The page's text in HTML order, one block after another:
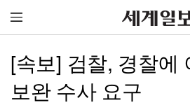
[속보] 검찰, 경찰에
보완 수사 요구